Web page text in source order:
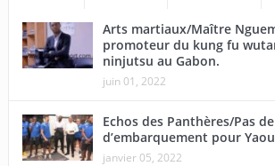
Arts martiaux/Maître
promoteur du kung fu
ninjutsu au Gabon.
juin 01, 2022
Echos des Panthères/Pas
d’embarquement pour
janvier 05, 2022